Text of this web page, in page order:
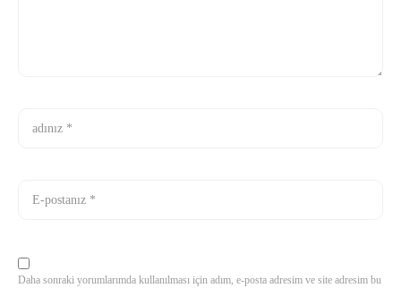
Daha sonraki yorumlarımda kullanılması için adım, e-posta adresim ve site adresim bu